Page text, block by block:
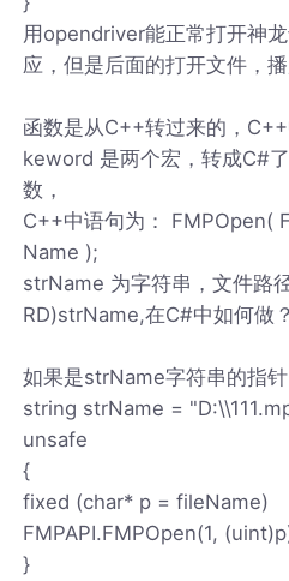
用opendriver能正常打开神
应，但是后面的打开文件，
函数是从C++转过来的，
keword 是两个宏，转成C#
数，
C++中语句为： FMPOpen(
Name );
strName 为字符串，文件路
RD)strName,在C#中如何做？
如果是strName字符串的指针
string strName =
unsafe
{
fixed (char* p = fileName)
FMPAPI.FMPOpen(1,
}